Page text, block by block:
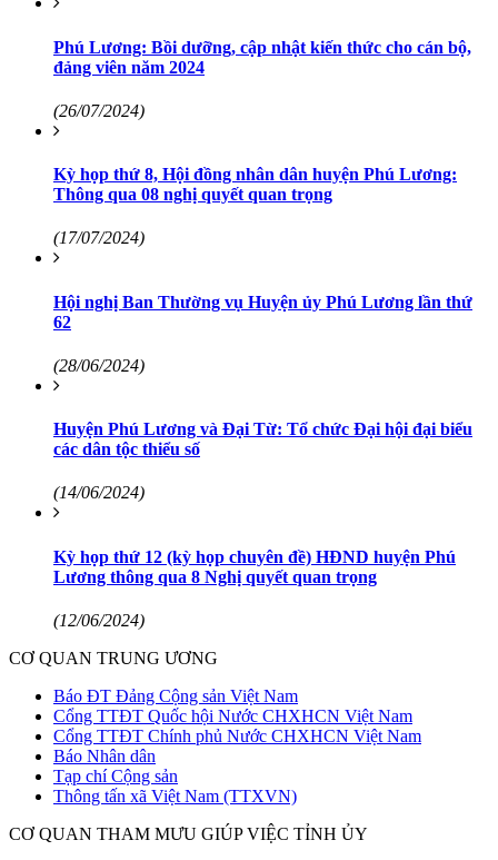
Phú Lương: Bồi dưỡng, cập nhật kiến thức cho cán bộ,
đảng viên năm 2024
(26/07/2024)
Kỳ họp thứ 8, Hội đồng nhân dân huyện Phú Lương:
Thông qua 08 nghị quyết quan trọng
(17/07/2024)
Hội nghị Ban Thường vụ Huyện ủy Phú Lương lần thứ
62
(28/06/2024)
Huyện Phú Lương và Đại Từ: Tổ chức Đại hội đại biểu
các dân tộc thiểu số
(14/06/2024)
Kỳ họp thứ 12 (kỳ họp chuyên đề) HĐND huyện Phú
Lương thông qua 8 Nghị quyết quan trọng
(12/06/2024)
CƠ QUAN TRUNG ƯƠNG
Báo ĐT Đảng Cộng sản Việt Nam
Cổng TTĐT Quốc hội Nước CHXHCN Việt Nam
Cổng TTĐT Chính phủ Nước CHXHCN Việt Nam
Báo Nhân dân
Tạp chí Cộng sản
Thông tấn xã Việt Nam (TTXVN)
CƠ QUAN THAM MƯU GIÚP VIỆC TỈNH ỦY